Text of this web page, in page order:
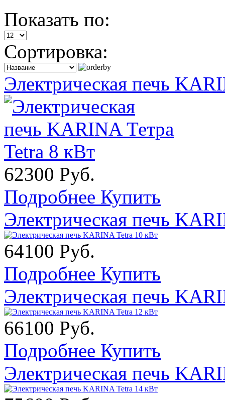
Показать по:
Сортировка:
Электрическая печь
62300 Руб.
Подробнее Купить
Электрическая печь
64100 Руб.
Подробнее Купить
Электрическая печь
66100 Руб.
Подробнее Купить
Электрическая печь